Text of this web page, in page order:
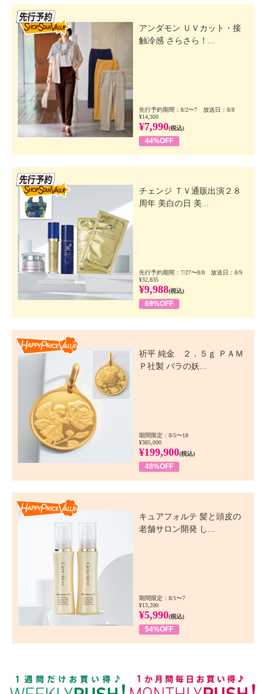
アンダモン ＵＶカット・接
触冷感 さらさら！...
先行予約期間：8/2〜7 放送日：8/8
¥14,300
¥7,990(税込)
44%OFF
チェンジ ＴＶ通販出演２８
周年 美白の日 美...
先行予約期間：7/27〜8/8 放送日：8/9
¥32,835
¥9,988(税込)
69%OFF
祈平 純金 ２．５ｇ ＰＡＭ
Ｐ社製 バラの妖...
期間限定：8/5〜18
¥385,000
¥199,900(税込)
48%OFF
キュアフォルテ 髪と頭皮の
老舗サロン開発 し...
期間限定：8/1〜7
¥13,200
¥5,990(税込)
54%OFF